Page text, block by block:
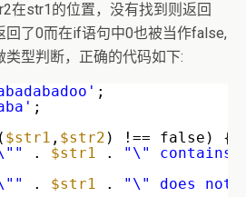
在str1的位置，没有找到则返回
了0而在if语句中0也被当作false,
型判断，正确的代码如下:
;
;
( $str1 , $str2 ) !== false)
. $str1 .
"\" contains
. $str1 .
"\" does not